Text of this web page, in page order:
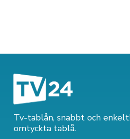
Tv-tablån, snabbt och
omtyckta tablå.